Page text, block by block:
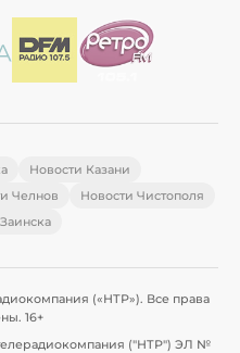
Новости Казани
Челнов
Новости Чистополя
(«НТР»). Все права
16+
("НТР") ЭЛ №